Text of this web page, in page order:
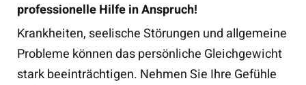
professionelle Hilfe in Anspruch!
Krankheiten, seelische Störungen und allgemeine
Probleme können das persönliche Gleichgewicht
stark beeinträchtigen. Nehmen Sie Ihre Gefühle